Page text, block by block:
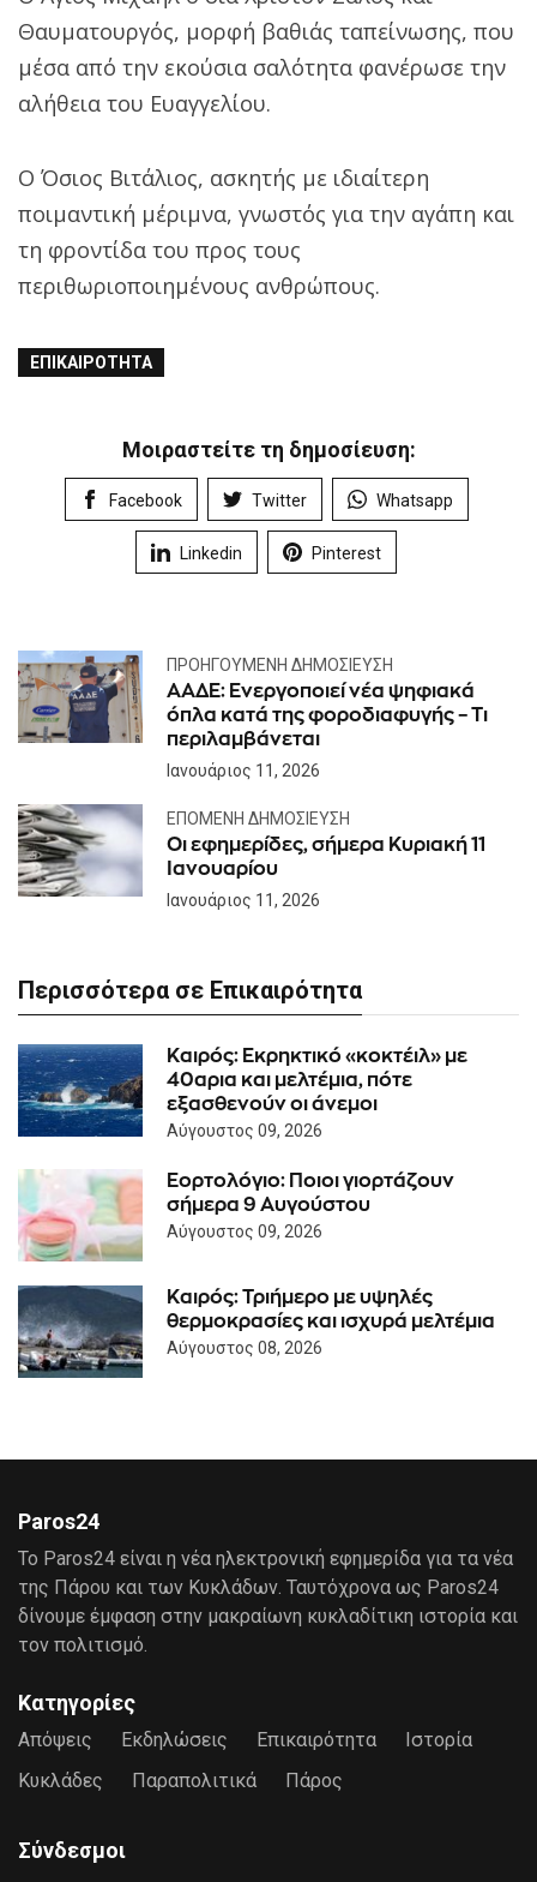
Θαυματουργός, μορφή βαθιάς ταπείνωσης, που
μέσα από την εκούσια σαλότητα φανέρωσε την
αλήθεια του Ευαγγελίου.
Ο Όσιος Βιτάλιος, ασκητής με ιδιαίτερη
ποιμαντική μέριμνα, γνωστός για την αγάπη και
τη φροντίδα του προς τους
περιθωριοποιημένους ανθρώπους.
ΕΠΙΚΑΙΡΌΤΗΤΑ
Μοιραστείτε τη δημοσίευση:
Facebook Twitter Whatsapp
Linkedin Pinterest
ΠΡΟΗΓΟΎΜΕΝΗ ΔΗΜΟΣΊΕΥΣΗ
ΑΑΔΕ: Ενεργοποιεί νέα ψηφιακά
όπλα κατά της φοροδιαφυγής – Τι
περιλαμβάνεται
Ιανουάριος 11, 2026
ΕΠΌΜΕΝΗ ΔΗΜΟΣΊΕΥΣΗ
Οι εφημερίδες, σήμερα Κυριακή 11
Ιανουαρίου
Ιανουάριος 11, 2026
Περισσότερα σε Επικαιρότητα
Καιρός: Eκρηκτικό «κοκτέιλ» με
40αρια και μελτέμια, πότε
εξασθενούν οι άνεμοι
Αύγουστος 09, 2026
Εορτολόγιο: Ποιοι γιορτάζουν
σήμερα 9 Αυγούστου
Αύγουστος 09, 2026
Καιρός: Τριήμερο με υψηλές
θερμοκρασίες και ισχυρά μελτέμια
Αύγουστος 08, 2026
Paros24
Το Paros24 είναι η νέα ηλεκτρονική εφημερίδα για τα νέα
της Πάρου και των Κυκλάδων. Ταυτόχρονα ως Paros24
δίνουμε έμφαση στην μακραίωνη κυκλαδίτικη ιστορία και
τον πολιτισμό.
Κατηγορίες
Απόψεις Εκδηλώσεις Επικαιρότητα
Ιστορία
Κυκλάδες
Παραπολιτικά Πάρος
Σύνδεσμοι